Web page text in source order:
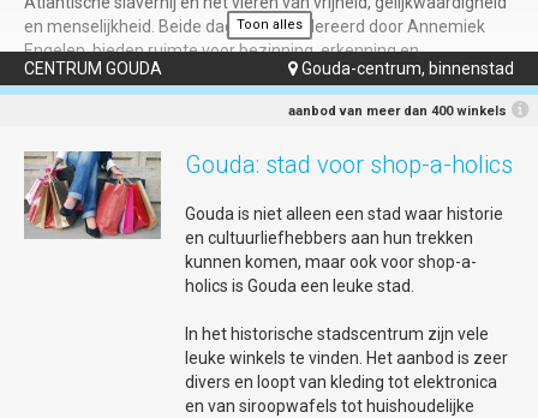
en menselijkheid. Beide dagen, gemodereerd door Annemiek
Engelen, bieden ruimte voor bezinning, erkenning en
ontmoeting.
Herdenking — dinsdag 30 juni | Huis van de Stad |
De herdenking brengt verhalen, spoken word en muziek samen
om stil te staan bij het slavernijverleden en de doorwerking
daarvan in het heden. Met bijdragen vanuit diverse
gemeenschappen, indrukwekkende spoken word van Lemuël de
Graav en muzikale begeleiding van Black Harmony ontstaat een
avond van reflectie en erkenning.
Viering — woensdag 1 juli | De Garenspinnerij |
Onder de vraag “Ik ben niet zwart en jij niet wit?” onderzoeken
we hoe koloniale labels ontstonden en welke invloed zij nog altijd
Toon alles
CENTRUM GOUDA  Gouda-centrum, binnenstad
aanbod van meer dan 400 winkels
Gouda: stad voor shop-a-holics
Gouda is niet alleen een stad waar historie
en cultuurliefhebbers aan hun trekken
kunnen komen, maar ook voor shop-a-
holics is Gouda een leuke stad.
In het historische stadscentrum zijn vele
leuke winkels te vinden. Het aanbod is zeer
divers en loopt van kleding tot elektronica
en van siroopwafels tot huishoudelijke